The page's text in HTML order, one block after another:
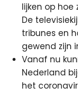
lijken op hoe
De
tribunes en
gewend zijn
Vanaf nu
Nederland
het